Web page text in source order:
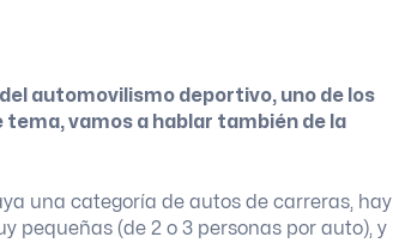
automovilismo deportivo, uno de los
vamos a hablar también de la
una categoría de autos de carreras, hay
pequeñas (de 2 o 3 personas por auto), y